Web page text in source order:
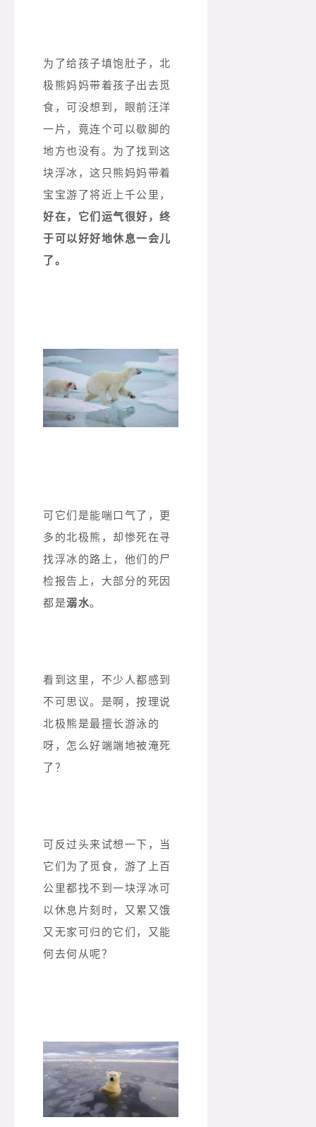
为了给孩子填饱肚子，北
极熊妈妈带着孩子出去觅
食，可没想到，眼前汪洋
一片，竟连个可以歇脚的
地方也没有。为了找到这
块浮冰，这只熊妈妈带着
宝宝游了将近上千公里，
好在，它们运气很好，终
于可以好好地休息一会儿
了。
可它们是能喘口气了，更
多的北极熊，却惨死在寻
找浮冰的路上，他们的尸
检报告上，大部分的死因
都是溺水。
看到这里，不少人都感到
不可思议。是啊，按理说
北极熊是最擅长游泳的
呀，怎么好端端地被淹死
了？
可反过头来试想一下，当
它们为了觅食，游了上百
公里都找不到一块浮冰可
以休息片刻时，又累又饿
又无家可归的它们，又能
何去何从呢？